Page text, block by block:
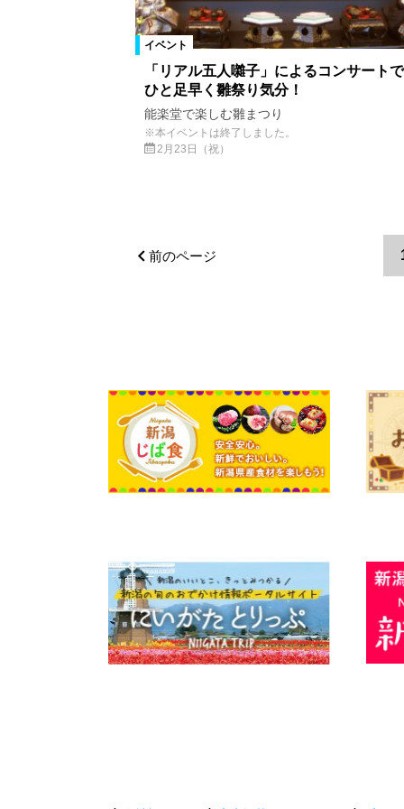
イベント
「リアル五人囃子」によるコンサート
ひと足早く雛祭り気分！
能楽堂で楽しむ雛まつり
※本イベントは終了しました。
2月23日（祝）
前のページ